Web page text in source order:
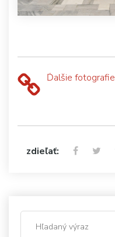
Ďalšie fotografie
zdieľať: